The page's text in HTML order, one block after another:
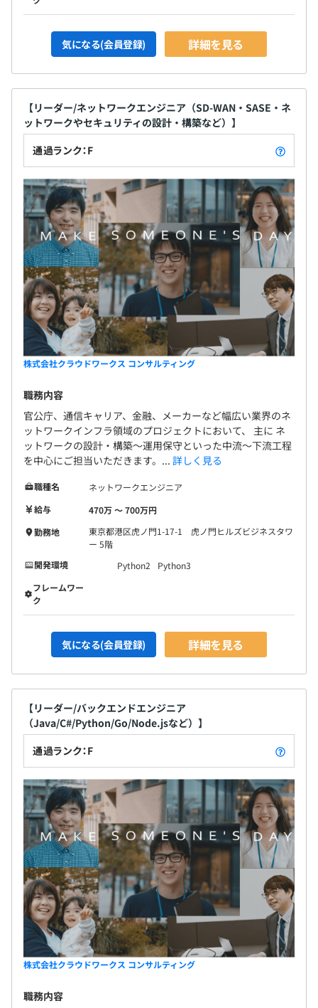
気になる(会員登録) 詳細を見る
【リーダー/ネットワークエンジニア（SD-WAN・SASE・ネ
ットワークやセキュリティの設計・構築など）】
通過ランク：F
株式会社クラウドワークス コンサルティング
職務内容
官公庁、通信キャリア、金融、メーカーなど幅広い業界のネ
ットワークインフラ領域のプロジェクトにおいて、 主に ネ
ットワークの設計・構築〜運用保守といった中流〜下流工程
を中心にご担当いただきます。... 詳しく見る
職種名
ネットワークエンジニア
給与
470万 〜 700万円
勤務地
東京都港区虎ノ門1-17-1 虎ノ門ヒルズビジネスタワ
ー 5階
開発環境
Python2
Python3
フレームワー
ク
気になる(会員登録) 詳細を見る
【リーダー/バックエンドエンジニア
（Java/C#/Python/Go/Node.jsなど）】
通過ランク：F
株式会社クラウドワークス コンサルティング
職務内容